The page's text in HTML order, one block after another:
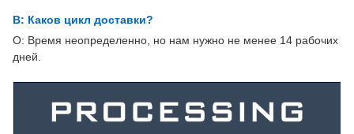
В: Каков цикл доставки?
О: Время неопределенно, но нам нужно не менее 14 рабочих
дней.